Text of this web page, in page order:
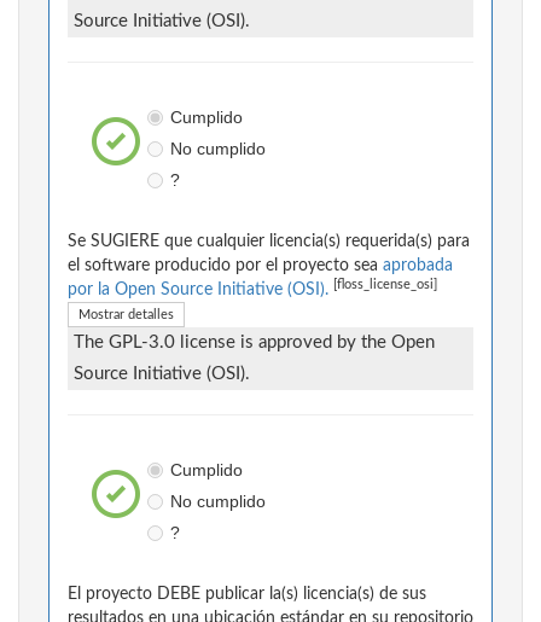
Source Initiative (OSI).
Cumplido
No cumplido
?
Se SUGIERE que cualquier licencia(s) requerida(s) para
el software producido por el proyecto sea aprobada
por la Open Source Initiative (OSI).
[floss_license_osi]
Mostrar detalles
The GPL-3.0 license is approved by the Open
Source Initiative (OSI).
Cumplido
No cumplido
?
El proyecto DEBE publicar la(s) licencia(s) de sus